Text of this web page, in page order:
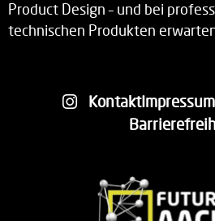
Product Design – und bei
technischen Produkten
KontaktImpressum